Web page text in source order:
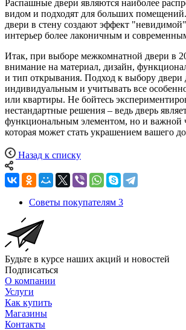
Распашные двери являются наиболее
видом и подходят для больших
двери в стену создают эффект
интерьер более лаконичным и
Итак, при выборе межкомнатной двери в
внимание на материал, дизайн,
и тип открывания. Подход к выбору двери
индивидуальным и учитывать все
или квартиры. Не бойтесь
нестандартные решения – ведь дверь
функциональным элементом, но и важной
которая может стать украшением вашего
Назад к списку
Советы покупателям 3
Будьте в курсе наших акций и новостей
Подписаться
О компании
Услуги
Как купить
Магазины
Контакты